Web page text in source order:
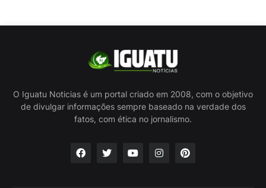
O Iguatu Noticias é um portal criado em 2008, com o objetivo
de divulgar informações sempre baseado na verdade dos
fatos, com ética no jornalismo.